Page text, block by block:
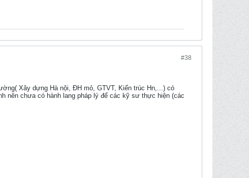
#38
Xây dựng Hà nội, ĐH mỏ, GTVT, Kiến trúc Hn,...) có
nên chưa có hành lang pháp lý để các kỹ sư thực hiện (các